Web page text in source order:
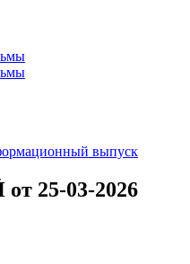
выпуск
25-03-2026